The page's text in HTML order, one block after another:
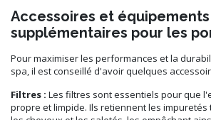
Accessoires et équipements
supplémentaires pour les
Pour maximiser les performances et la
spa, il est conseillé d'avoir quelques
Filtres : Les filtres sont essentiels pour que
propre et limpide. Ils retiennent les impuretés